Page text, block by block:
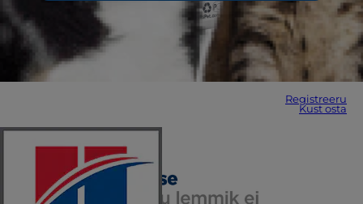
Registreeru
Kust osta